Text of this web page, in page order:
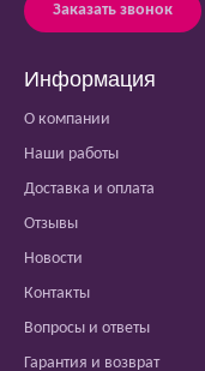
Заказать звонок
Информация
О компании
Наши работы
Доставка и оплата
Отзывы
Новости
Контакты
Вопросы и ответы
Гарантия и возврат